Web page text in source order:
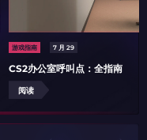
游戏指南 7 月 29
CS2办公室呼叫点：全指南
阅读